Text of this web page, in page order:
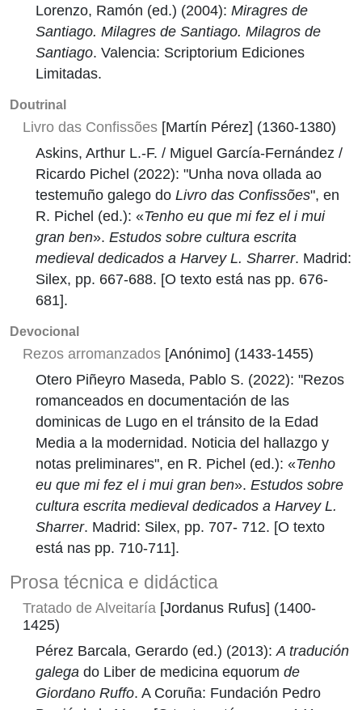
Lorenzo, Ramón (ed.) (2004): Miragres de
Santiago. Milagres de Santiago. Milagros de
Santiago. Valencia: Scriptorium Ediciones
Limitadas.
Doutrinal
Livro das Confissões [Martín Pérez] (1360-1380)
Askins, Arthur L.-F. / Miguel García-Fernández /
Ricardo Pichel (2022): "Unha nova ollada ao
testemuño galego do Livro das Confissões", en
R. Pichel (ed.): «Tenho eu que mi fez el i mui
gran ben». Estudos sobre cultura escrita
medieval dedicados a Harvey L. Sharrer. Madrid:
Silex, pp. 667-688. [O texto está nas pp. 676-
681].
Devocional
Rezos arromanzados [Anónimo] (1433-1455)
Otero Piñeyro Maseda, Pablo S. (2022): "Rezos
romanceados en documentación de las
dominicas de Lugo en el tránsito de la Edad
Media a la modernidad. Noticia del hallazgo y
notas preliminares", en R. Pichel (ed.): «Tenho
eu que mi fez el i mui gran ben». Estudos sobre
cultura escrita medieval dedicados a Harvey L.
Sharrer. Madrid: Silex, pp. 707- 712. [O texto
está nas pp. 710-711].
Prosa técnica e didáctica
Tratado de Alveitaría [Jordanus Rufus] (1400-
1425)
Pérez Barcala, Gerardo (ed.) (2013): A tradución
galega do Liber de medicina equorum de
Giordano Ruffo. A Coruña: Fundación Pedro